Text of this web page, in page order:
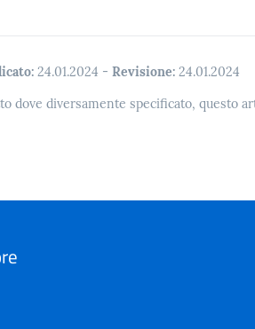
24.01.2024 - Revisione: 24.01.2024
dove diversamente specificato, questo